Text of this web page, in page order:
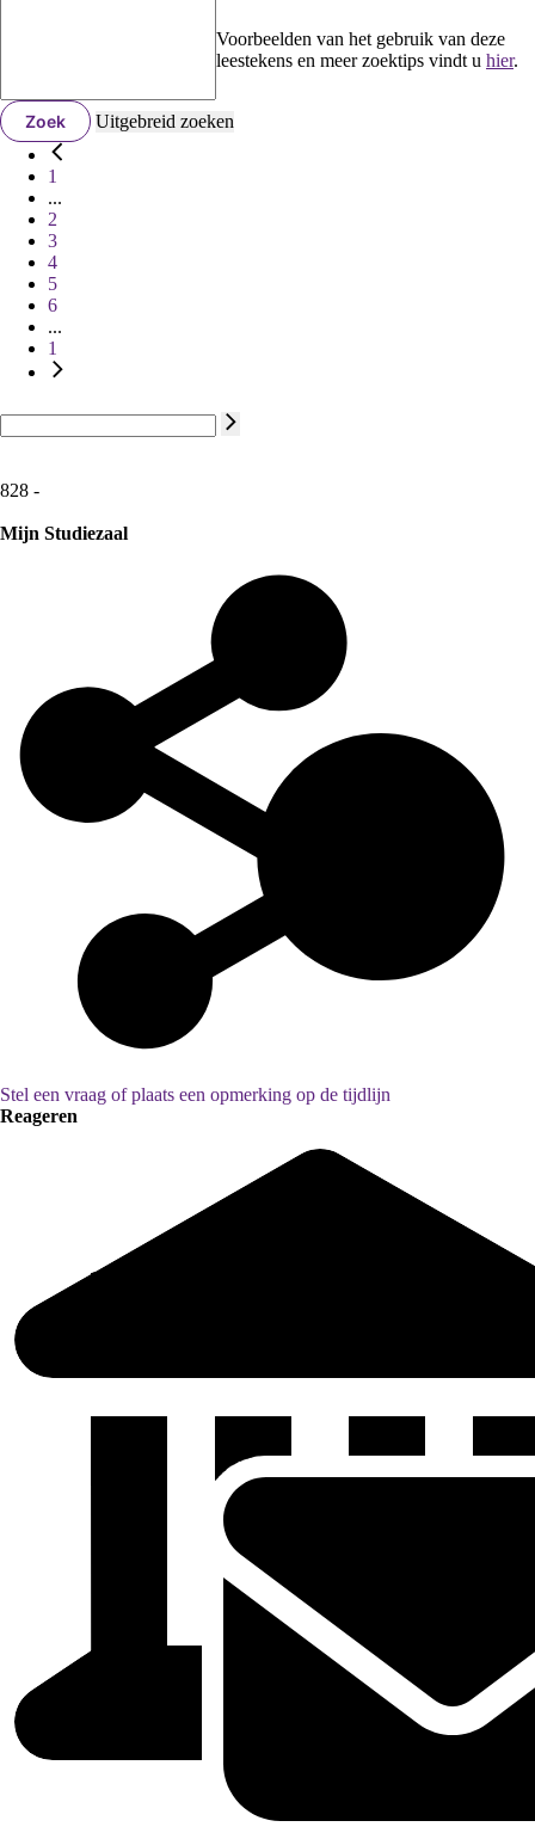
Voorbeelden van het gebruik van deze
leestekens en meer zoektips vindt u hier.
Zoek Uitgebreid zoeken
1
...
2
3
4
5
6
...
1
828 -
Mijn Studiezaal
Stel een vraag of plaats een opmerking op de tijdlijn
Reageren